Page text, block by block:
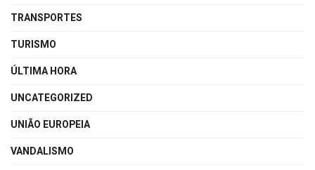
TRANSPORTES
TURISMO
ÚLTIMA HORA
UNCATEGORIZED
UNIÃO EUROPEIA
VANDALISMO